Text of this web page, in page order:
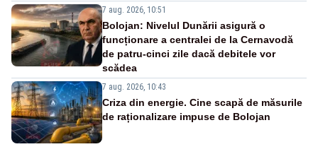
7 aug. 2026, 10:51
Bolojan: Nivelul Dunării asigură o
funcționare a centralei de la Cernavodă
de patru-cinci zile dacă debitele vor
scădea
7 aug. 2026, 10:43
Criza din energie. Cine scapă de măsurile
de raționalizare impuse de Bolojan